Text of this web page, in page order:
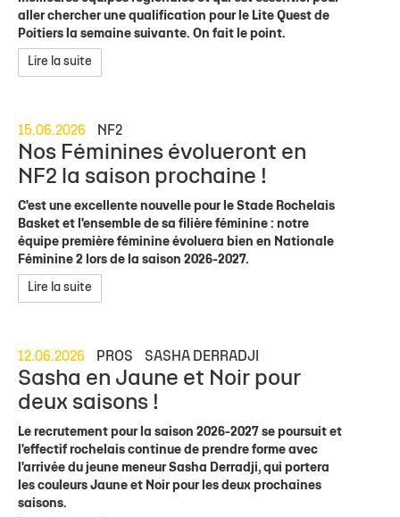
aller chercher une qualification pour le Lite Quest de
Poitiers la semaine suivante. On fait le point.
Lire la suite
15.06.2026 NF2
Nos Féminines évolueront en
NF2 la saison prochaine !
C'est une excellente nouvelle pour le Stade Rochelais
Basket et l'ensemble de sa filière féminine : notre
équipe première féminine évoluera bien en Nationale
Féminine 2 lors de la saison 2026-2027.
Lire la suite
12.06.2026 PROS SASHA DERRADJI
Sasha en Jaune et Noir pour
deux saisons !
Le recrutement pour la saison 2026-2027 se poursuit et
l'effectif rochelais continue de prendre forme avec
l'arrivée du jeune meneur Sasha Derradji, qui portera
les couleurs Jaune et Noir pour les deux prochaines
saisons.